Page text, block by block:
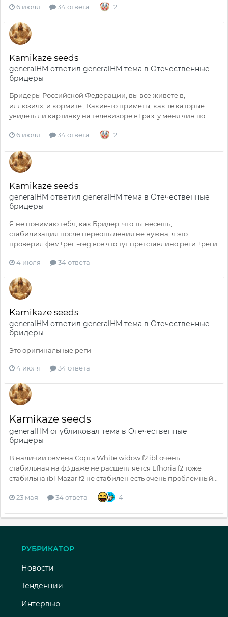
6 июля 34 ответа 2
Kamikaze seeds
generalHM ответил generalHM тема в Отечественные
бридеры
Бридеры Российской Федерации, вы все живете в,
иллюзиях, и кормите , Какие-то приметы, как те каторые
увидеть ли картинку на телевизоре в1 раз .у меня чин по...
6 июля 34 ответа 2
Kamikaze seeds
generalHM ответил generalHM тема в Отечественные
бридеры
Я не понимаю тебя, как Бридер, что ты несешь,
стабилизация после переопыления не нужна, я это
проверил фем+рег =reg.все что тут претставлино реги +реги
4 июля 34 ответа
Kamikaze seeds
generalHM ответил generalHM тема в Отечественные
бридеры
Это оригинальные реги
4 июля 34 ответа
Kamikaze seeds
generalHM опубликовал тема в Отечественные
бридеры
В наличии семена Сорта White widow f2 ibl очень
стабильная на ф3 даже не расщепляется Efhoria f2 тоже
стабильна ibl Mazar f2 не стабилен есть очень проблемный...
23 мая 34 ответа 4
РУБРИКАТОР
Новости
Тенденции
Интервью